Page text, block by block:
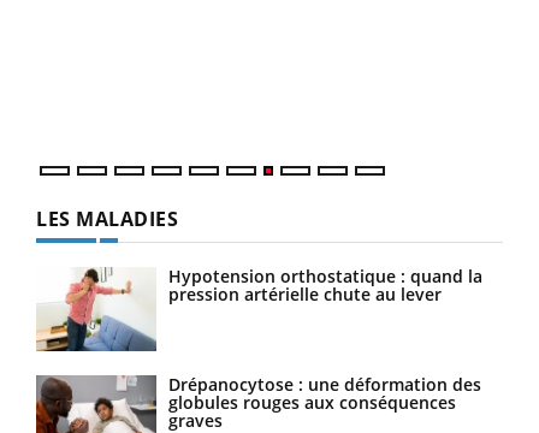
LES MALADIES
Hypotension orthostatique : quand la
pression artérielle chute au lever
Drépanocytose : une déformation des
globules rouges aux conséquences
graves